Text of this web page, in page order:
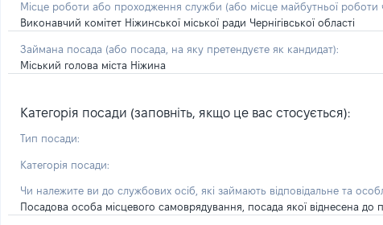
Місце роботи або проходження служби (або місце майбутньої
Виконавчий комітет Ніжинської міської ради Чернігівської області
Займана посада (або посада, на яку претендуєте як кандидат):
Міський голова міста Ніжина
Категорія посади (заповніть, якщо це вас стосується):
Тип посади:
Категорія посади:
Чи належите ви до службових осіб, які займають відповідальне та
Посадова особа місцевого самоврядування, посада якої віднесена до